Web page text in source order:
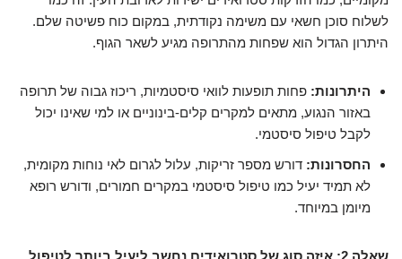
לשלוח סוכן חשאי עם משימה נקודתית, במקום כוח פשיטה שלם.
היתרון הגדול הוא שפחות מהתרופה מגיע לשאר הגוף.
היתרונות: פחות תופעות לוואי סיסטמיות, ריכוז גבוה של תרופה
באזור הנגוע, מתאים למקרים קלים-בינוניים או למי שאינו יכול
לקבל טיפול סיסטמי.
החסרונות: דורש מספר זריקות, עלול לגרום לאי נוחות מקומית,
לא תמיד יעיל כמו טיפול סיסטמי במקרים חמורים, ודורש רופא
מיומן במיוחד.
שאלה 2: איזה סוג של סטרואידים נחשב ליעיל ביותר לטיפול